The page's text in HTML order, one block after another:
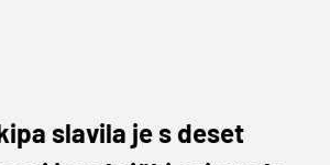
slavila je s deset